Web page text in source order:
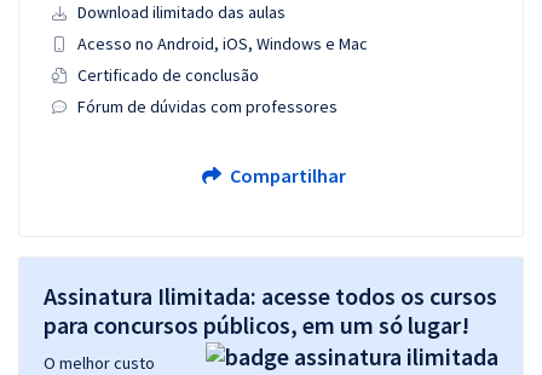
Download ilimitado das aulas
Acesso no Android, iOS, Windows e Mac
Certificado de conclusão
Fórum de dúvidas com professores
Compartilhar
Assinatura Ilimitada: acesse todos os cursos
para concursos públicos, em um só lugar!
O melhor custo